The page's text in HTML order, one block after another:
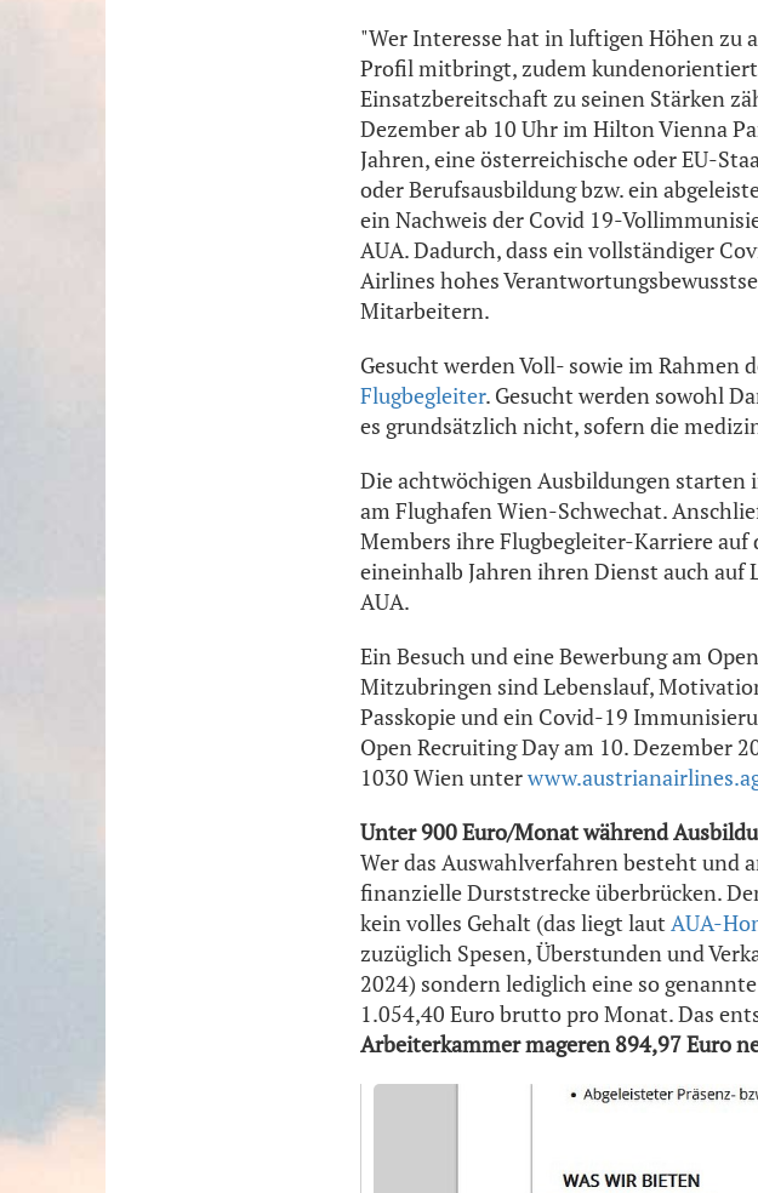
"Wer Interesse hat in luftigen Höhen zu
Profil mitbringt, zudem
Einsatzbereitschaft zu seinen Stärken
Dezember ab 10 Uhr im Hilton Vienna
Jahren, eine österreichische oder EU-
oder Berufsausbildung bzw. ein
ein Nachweis der Covid 19-
AUA. Dadurch, dass ein vollständiger
Airlines hohes
Mitarbeitern.
Gesucht werden Voll- sowie im Rahmen
Flugbegleiter. Gesucht werden sowohl
es grundsätzlich nicht, sofern die
Die achtwöchigen Ausbildungen starten
am Flughafen Wien-Schwechat.
Members ihre Flugbegleiter-Karriere
eineinhalb Jahren ihren Dienst auch auf
AUA.
Ein Besuch und eine Bewerbung am
Mitzubringen sind Lebenslauf,
Passkopie und ein Covid-19
Open Recruiting Day am 10. Dezember
1030 Wien unter
Unter 900 Euro/Monat während
Wer das Auswahlverfahren besteht und
finanzielle Durststrecke überbrücken.
kein volles Gehalt (das liegt laut AUA-
zuzüglich Spesen, Überstunden und
2024) sondern lediglich eine so
1.054,40 Euro brutto pro Monat. Das
Arbeiterkammer mageren 894,97 Euro